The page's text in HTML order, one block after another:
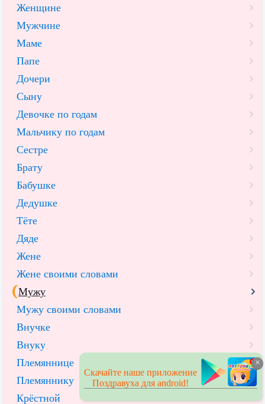
Женщине
Мужчине
Маме
Папе
Дочери
Сыну
Девочке по годам
Мальчику по годам
Сестре
Брату
Бабушке
Дедушке
Тёте
Дяде
Жене
Жене своими словами
Мужу
Мужу своими словами
Внучке
Внуку
Племяннице
Племяннику
Крёстной
×
Скачайте наше приложение
Поздравуха для android!